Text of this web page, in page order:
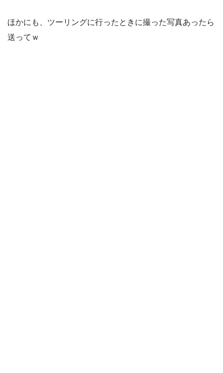
ほかにも、ツーリングに行ったときに撮った写真あったら
送ってｗ